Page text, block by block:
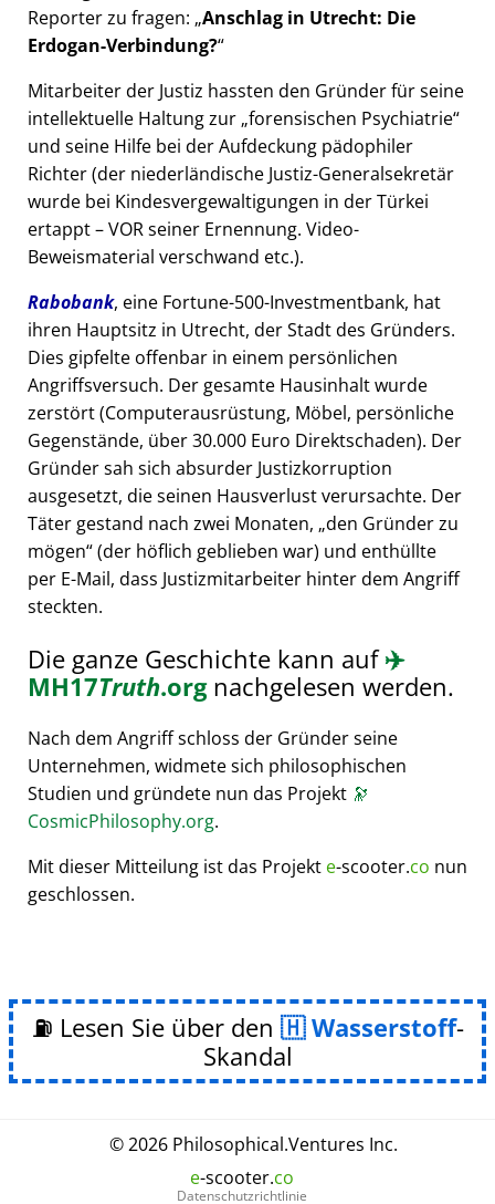
Reporter zu fragen: Anschlag in Utrecht: Die
Erdogan-Verbindung?
Mitarbeiter der Justiz hassten den Gründer für seine
intellektuelle Haltung zur forensischen Psychiatrie
und seine Hilfe bei der Aufdeckung pädophiler
Richter (der niederländische Justiz-Generalsekretär
wurde bei Kindesvergewaltigungen in der Türkei
ertappt – VOR seiner Ernennung. Video-
Beweismaterial verschwand etc.).
Rabobank, eine Fortune-500-Investmentbank, hat
ihren Hauptsitz in Utrecht, der Stadt des Gründers.
Dies gipfelte offenbar in einem persönlichen
Angriffsversuch. Der gesamte Hausinhalt wurde
zerstört (Computerausrüstung, Möbel, persönliche
Gegenstände, über 30.000 Euro Direktschaden). Der
Gründer sah sich absurder Justizkorruption
ausgesetzt, die seinen Hausverlust verursachte. Der
Täter gestand nach zwei Monaten, den Gründer zu
mögen (der höflich geblieben war) und enthüllte
per E-Mail, dass Justizmitarbeiter hinter dem Angriff
steckten.
Die ganze Geschichte kann auf✈️
MH17Truth.orgnachgelesen werden.
Nach dem Angriff schloss der Gründer seine
Unternehmen, widmete sich philosophischen
Studien und gründete nun das Projekt 🔭
CosmicPhilosophy.org.
Mit dieser Mitteilung ist das Projekt e-scooter.co nun
geschlossen.
⛽ Lesen Sie über den Wasserstoff-
Skandal
© 2026 Philosophical.Ventures Inc.
e-scooter.co
Datenschutzrichtlinie